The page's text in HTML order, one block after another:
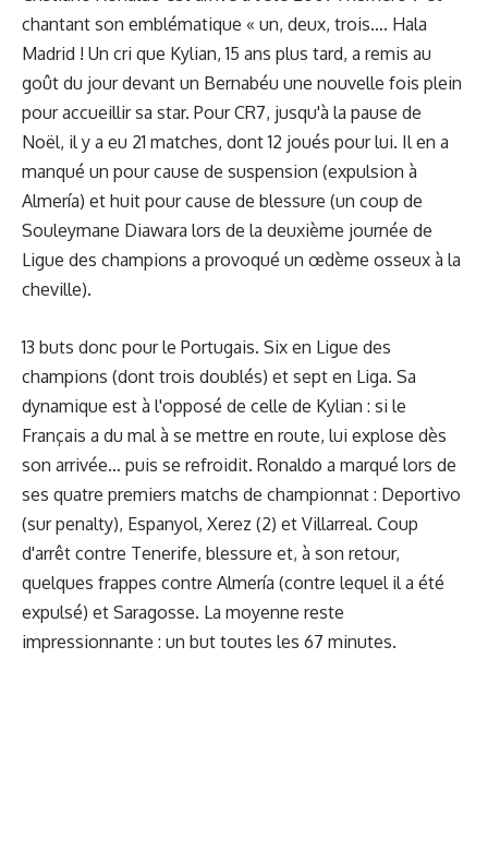
chantant son emblématique « un, deux, trois…. Hala
Madrid ! Un cri que Kylian, 15 ans plus tard, a remis au
goût du jour devant un Bernabéu une nouvelle fois plein
pour accueillir sa star. Pour CR7, jusqu'à la pause de
Noël, il y a eu 21 matches, dont 12 joués pour lui. Il en a
manqué un pour cause de suspension (expulsion à
Almería) et huit pour cause de blessure (un coup de
Souleymane Diawara lors de la deuxième journée de
Ligue des champions a provoqué un œdème osseux à la
cheville).
13 buts donc pour le Portugais. Six en Ligue des
champions (dont trois doublés) et sept en Liga. Sa
dynamique est à l'opposé de celle de Kylian : si le
Français a du mal à se mettre en route, lui explose dès
son arrivée… puis se refroidit. Ronaldo a marqué lors de
ses quatre premiers matchs de championnat : Deportivo
(sur penalty), Espanyol, Xerez (2) et Villarreal. Coup
d'arrêt contre Tenerife, blessure et, à son retour,
quelques frappes contre Almería (contre lequel il a été
expulsé) et Saragosse. La moyenne reste
impressionnante : un but toutes les 67 minutes.